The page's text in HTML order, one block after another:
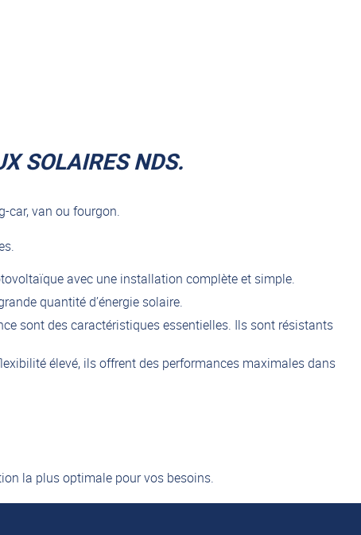
SOLAIRES NDS.
car, van ou fourgon.
avec une installation complète et simple.
quantité d’énergie solaire.
sont des caractéristiques essentielles. Ils sont résistants
élevé, ils offrent des performances maximales dans
la plus optimale pour vos besoins.